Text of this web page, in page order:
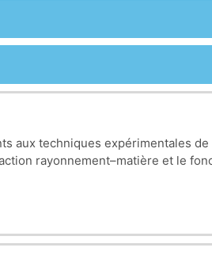
aux techniques expérimentales
rayonnement–matière et le
que le compteur Geiger-Müller,
comptage et la détection des